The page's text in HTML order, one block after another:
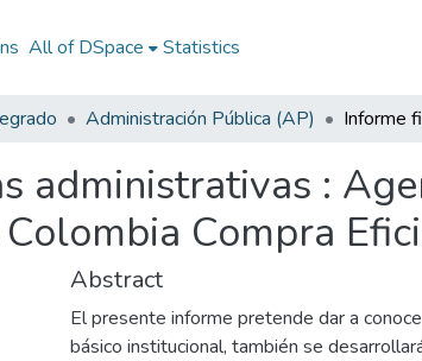
All of DSpace Statistics
Administración Pública (AP)
administrativas :
Compra
Abstract
El presente informe pretende dar a
básico institucional, también se